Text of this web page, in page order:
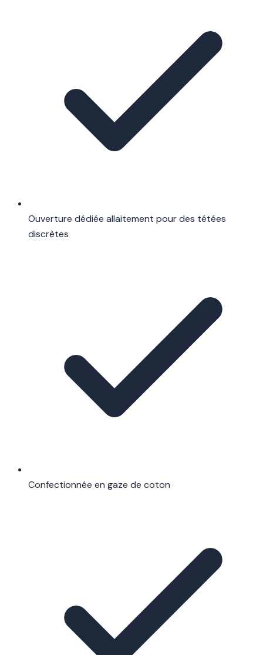
Ouverture dédiée allaitement pour des tétées
discrètes
Confectionnée en gaze de coton